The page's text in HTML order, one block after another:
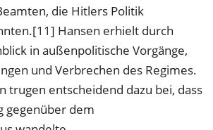
die Hitlers Politik
Hansen erhielt durch
in außenpolitische Vorgänge,
und Verbrechen des Regimes.
trugen entscheidend dazu bei, dass
gegenüber dem